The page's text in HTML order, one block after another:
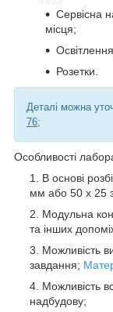
Сервісна
місця;
Розетки.
Деталі можна
76;
Особливості
В основі
мм або 50 х 25
Модульна
та інших
Можливість
завдання;
Можливість
надбудову;